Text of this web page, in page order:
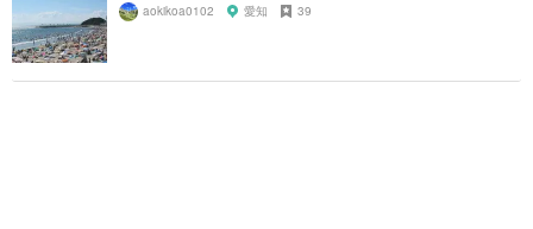
aokikoa0102 愛知 39